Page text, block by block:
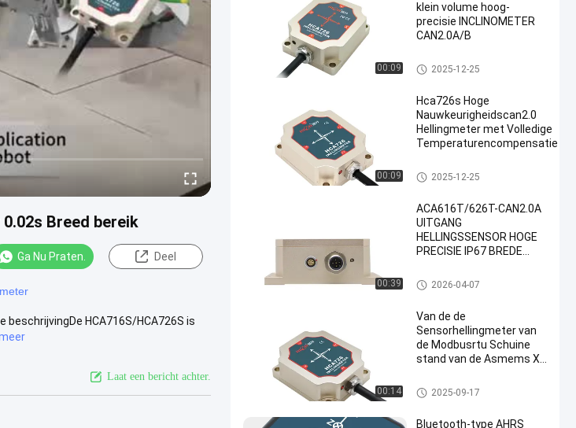
Breed bereik
Ga Nu Praten. Deel
beschrijvingDe HCA716S/HCA726S is
Laat een bericht achter.
00:09
klein volume hoog-
precisie INCLINOMETER
CAN2.0A/B
De Hellingmeter van de schuin
e standsensor
2025-12-25
00:09
Hca726s Hoge
Nauwkeurigheidscan2.0
Hellingmeter met Volledige
Temperaturencompensatie
De Hellingmeter van de schuine s
tandsensor
2025-12-25
00:39
ACA616T/626T-CAN2.0A
UITGANG
HELLINGSSENSOR HOGE
PRECISIE IP67 BREDE
De Hellingmeter van de schuin
e standsensor
2026-04-07
00:14
Van de de
Sensorhellingmeter van
de Modbusrtu Schuine
stand van de Asmems X-
De Hellingmeter van de schuin
e standsensor
2025-09-17
Bluetooth-type AHRS